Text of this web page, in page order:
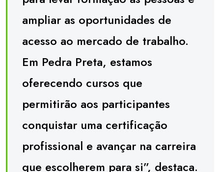
ampliar as oportunidades de
acesso ao mercado de trabalho.
Em Pedra Preta, estamos
oferecendo cursos que
permitirão aos participantes
conquistar uma certificação
profissional e avançar na carreira
que escolherem para si”, destaca.